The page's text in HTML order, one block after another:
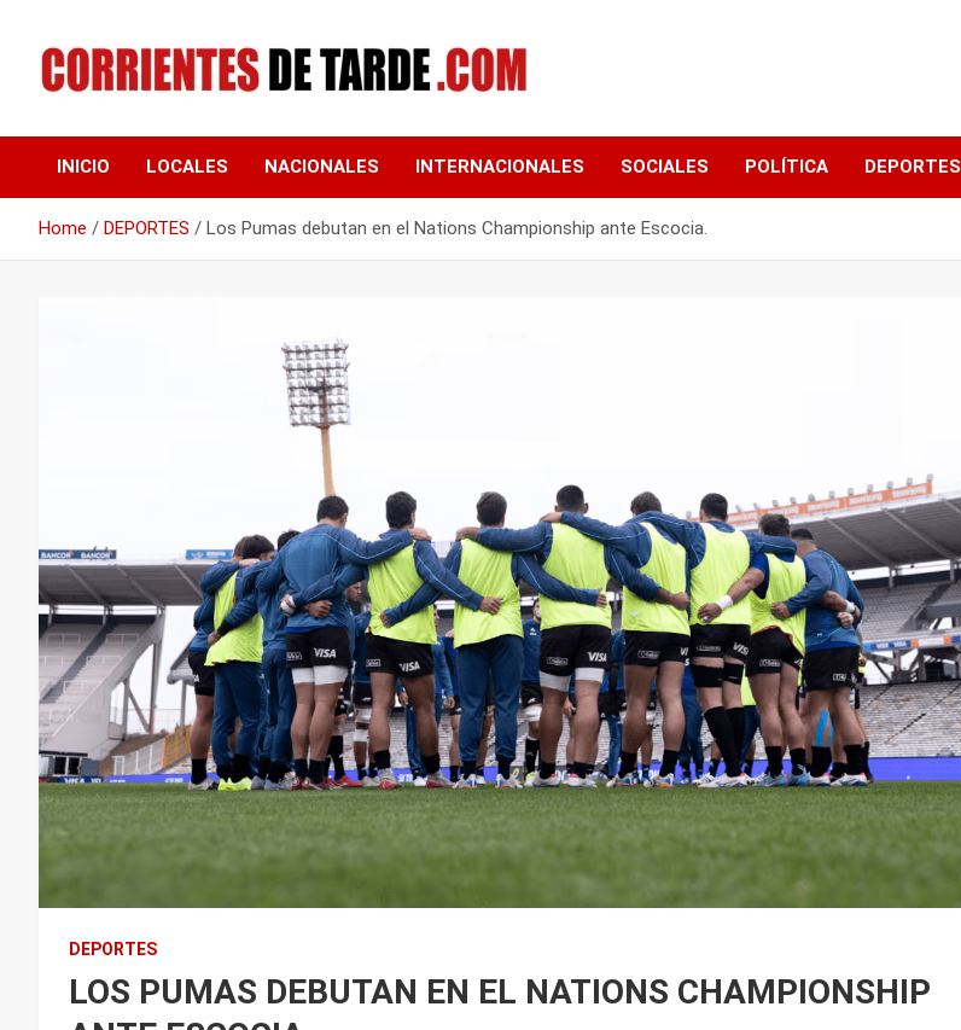
content
CORRIENTES DE
TARDE
INICIO LOCALES NACIONALES INTERNACIONALES SOCIALES POLÍTICA DEPORTES
Home DEPORTES Los Pumas debutan en el Nations Championship ante Escocia.
DEPORTES
LOS PUMAS DEBUTAN EN EL NATIONS CHAMPIONSHIP